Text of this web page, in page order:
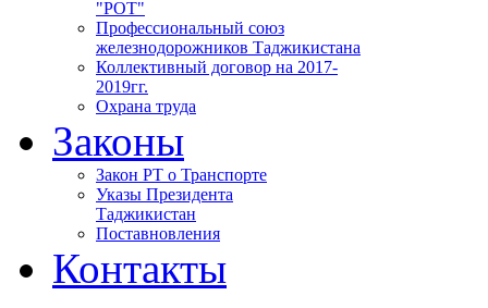
"РОТ"
Профессиональный союз
железнодорожников Таджикистана
Коллективный договор на 2017-
2019гг.
Охрана труда
Законы
Закон РТ о Транспорте
Указы Президента
Таджикистан
Поставновления
Контакты